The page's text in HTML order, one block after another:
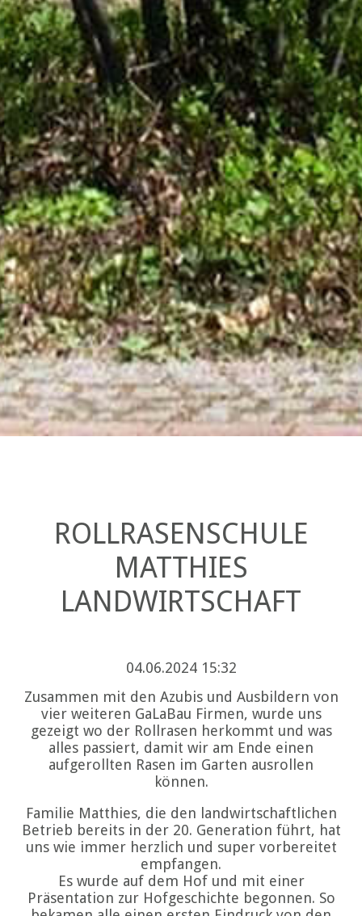
ROLLRASENSCHULE
MATTHIES
LANDWIRTSCHAFT
04.06.2024 15:32
Zusammen mit den Azubis und Ausbildern von
vier weiteren GaLaBau Firmen, wurde uns
gezeigt wo der Rollrasen herkommt und was
alles passiert, damit wir am Ende einen
aufgerollten Rasen im Garten ausrollen
können.
Familie Matthies, die den landwirtschaftlichen
Betrieb bereits in der 20. Generation führt, hat
uns wie immer herzlich und super vorbereitet
empfangen.
Es wurde auf dem Hof und mit einer
Präsentation zur Hofgeschichte begonnen. So